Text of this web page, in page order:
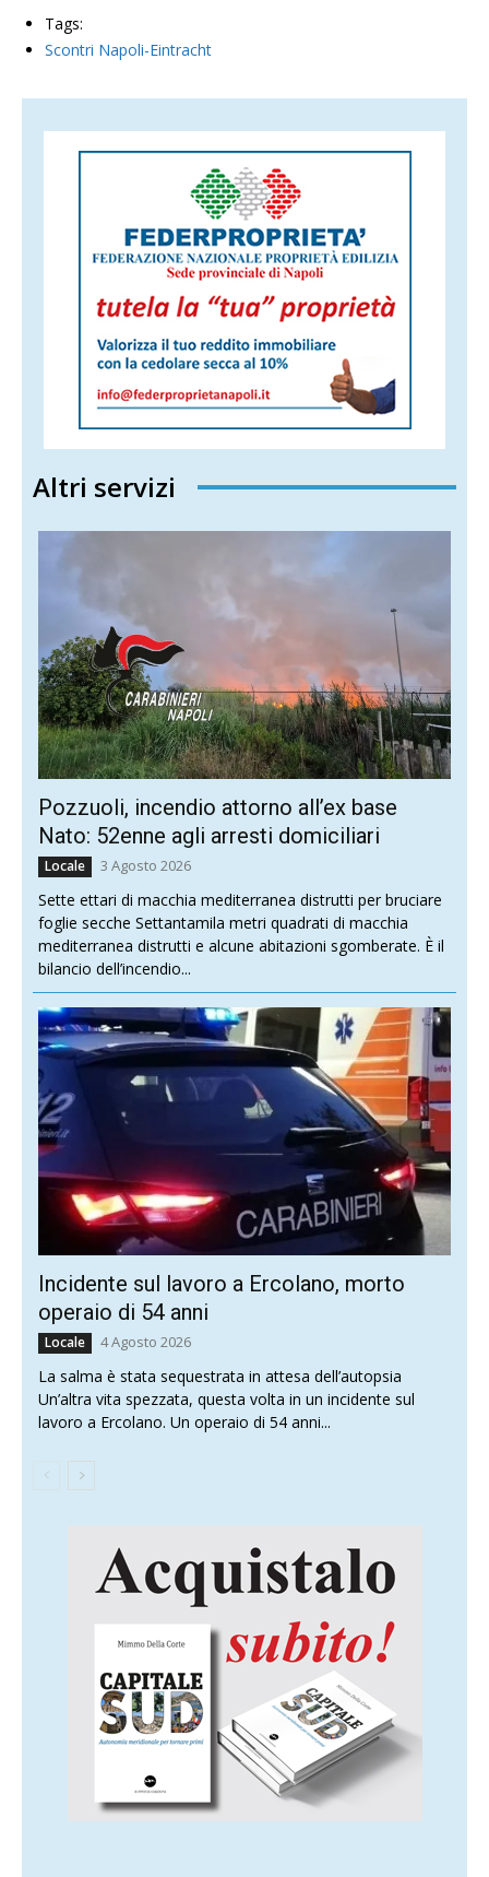
Tags:
Scontri Napoli-Eintracht
Altri servizi
Pozzuoli, incendio attorno all’ex base
Nato: 52enne agli arresti domiciliari
Locale 3 Agosto 2026
Sette ettari di macchia mediterranea distrutti per bruciare
foglie secche Settantamila metri quadrati di macchia
mediterranea distrutti e alcune abitazioni sgomberate. È il
bilancio dell’incendio...
Incidente sul lavoro a Ercolano, morto
operaio di 54 anni
Locale 4 Agosto 2026
La salma è stata sequestrata in attesa dell’autopsia
Un’altra vita spezzata, questa volta in un incidente sul
lavoro a Ercolano. Un operaio di 54 anni...